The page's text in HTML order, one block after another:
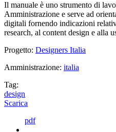
Il manuale è uno strumento di
Amministrazione e serve ad
digitali fornendo indicazioni
research, al content design e alla
Progetto: Designers Italia
Amministrazione: italia
Tag:
design
Scarica
pdf